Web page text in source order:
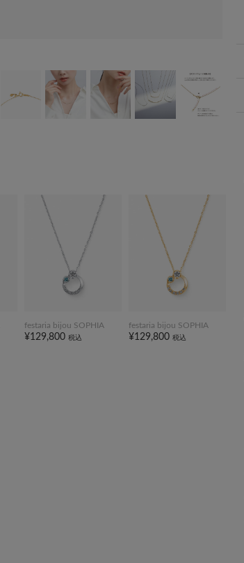
festaria bijou SOPHIA
¥129,800 税込
festaria bijou SOPHIA
¥129,800 税込